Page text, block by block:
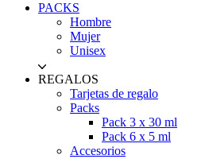
PACKS
Hombre
Mujer
Unisex
REGALOS
Tarjetas de regalo
Packs
Pack 3 x 30 ml
Pack 6 x 5 ml
Accesorios